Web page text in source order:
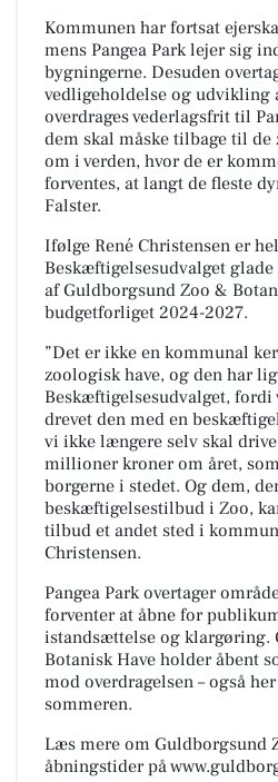
Kommunen har fortsat
mens Pangea Park lejer sig
bygningerne. Desuden
vedligeholdelse og udvikling
overdrages vederlagsfrit til
dem skal måske tilbage til
om i verden, hvor de er
forventes, at langt de fleste
Falster.
Ifølge René Christensen er
Beskæftigelsesudvalget
af Guldborgsund Zoo &
budgetforliget 2024-2027.
”Det er ikke en kommunal
zoologisk have, og den har
Beskæftigelsesudvalget, fordi
drevet den med en
vi ikke længere selv skal
millioner kroner om året,
borgerne i stedet. Og dem,
beskæftigelsestilbud i Zoo,
tilbud et andet sted i
Christensen.
Pangea Park overtager
forventer at åbne for
istandsættelse og klargøring.
Botanisk Have holder åbent
mod overdragelsen – også
sommeren.
Læs mere om Guldborgsund
åbningstider på